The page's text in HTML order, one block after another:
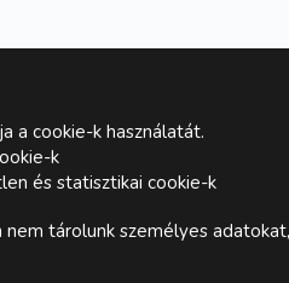
a cookie-k használatát.
k
és statisztikai cookie-k
tárolunk személyes